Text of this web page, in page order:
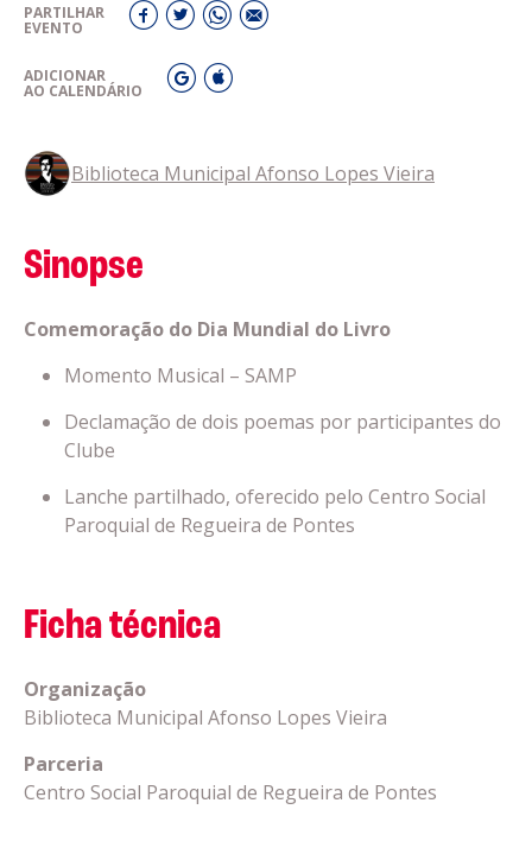
PARTILHAR
EVENTO
ADICIONAR
AO CALENDÁRIO
Biblioteca Municipal Afonso Lopes Vieira
Sinopse
Comemoração do Dia Mundial do Livro
Momento Musical – SAMP
Declamação de dois poemas por participantes do
Clube
Lanche partilhado, oferecido pelo Centro Social
Paroquial de Regueira de Pontes
Ficha técnica
Organização
Biblioteca Municipal Afonso Lopes Vieira
Parceria
Centro Social Paroquial de Regueira de Pontes